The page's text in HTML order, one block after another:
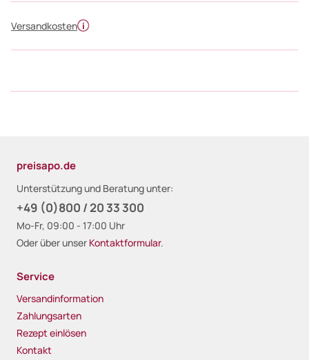
Versandkosten
preisapo.de
Unterstützung und Beratung unter:
+49 (0)800 / 20 33 300
Mo-Fr, 09:00 - 17:00 Uhr
Oder über unser Kontaktformular.
Service
Versandinformation
Zahlungsarten
Rezept einlösen
Kontakt